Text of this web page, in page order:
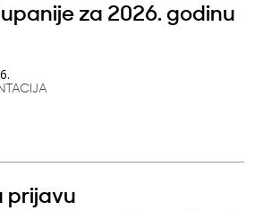
za 2026. godinu
prijavu